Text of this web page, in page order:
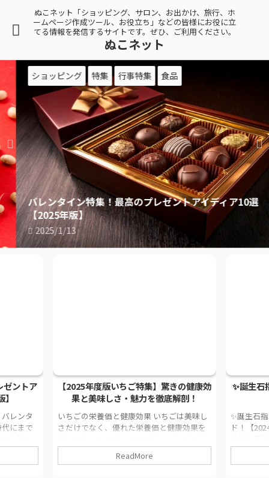
ぬこネット「ショッピング、サロン、お出かけ、旅行、ホ
ームページ作成ツール、お役立ち」などの皆様にお役に立
てる情報を発信するサイトです。ぜひ、ご利用ください。
ぬこネット
ショッピング 特集 行事特集 食品
バレンタイン特集！最高のプレゼントアイディア10選
【2025年版】
2025/1/13
ゼントア
レンタ
にまで
深く結
ローマ
【2025年度版いちご特集】驚きの健康効
果と美味しさ・魅力を徹底解剖！
いちごの栄養価と健康効果 いちごは美味し
さだけでなく、優れた栄養価と健康効果を
養素について詳しく解説し、その健康効果
に焦点を当てます。 いちごには、豊富なビ
ReadMore
✨誕生石
✨誕生石
ド！【
り、アイ
方法です